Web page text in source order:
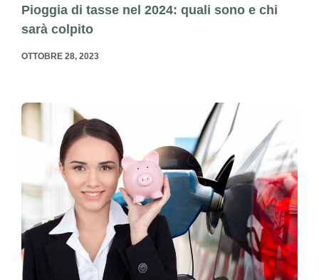
Pioggia di tasse nel 2024: quali sono e chi
sarà colpito
OTTOBRE 28, 2023